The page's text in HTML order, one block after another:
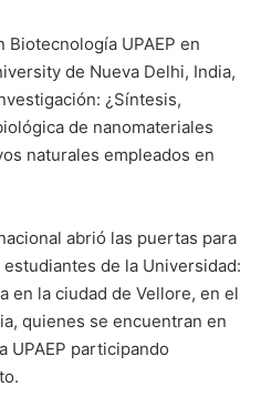
UPAEP en
de Nueva Delhi, India,
¿Síntesis,
de nanomateriales
naturales empleados en
abrió las puertas para
de la Universidad:
en la ciudad de Vellore, en el
quienes se encuentran en
UPAEP participando